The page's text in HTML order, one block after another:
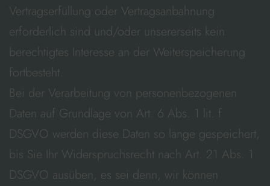
Vertragserfüllung oder Vertragsanbahnung
erforderlich sind und/oder unsererseits kein
berechtigtes Interesse an der Weiterspeicherung
fortbesteht.
Bei der Verarbeitung von personenbezogenen
Daten auf Grundlage von Art. 6 Abs. 1 lit. f
DSGVO werden diese Daten so lange gespeichert,
bis Sie Ihr Widerspruchsrecht nach Art. 21 Abs. 1
DSGVO ausüben, es sei denn, wir können